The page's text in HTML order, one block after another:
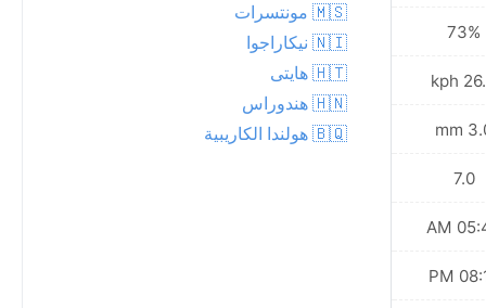
73%
26.3
3.0
7.0
60%
16.2 kph
0.1 mm
🇲🇸 مونتسرات
🇳🇮 نيكاراجوا
🇭🇹 هايتى
🇭🇳 هندوراس
🇧🇶 هولندا الكاريبية